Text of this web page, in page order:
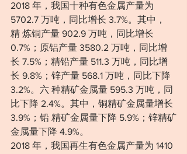
2018 年，我国十种有色金属产量为
5702.7 万吨，同比增长 3.7%。其中，
精 炼铜产量 902.9 万吨，同比增长
0.7%；原铝产量 3580.2 万吨，同比增
长 7.5%；精铅产量 511.3 万吨，同比增
长 9.8%；锌产量 568.1 万吨，同比下降
3.2%。六 种精矿金属量 595.3 万吨，同
比下降 2.4%。其中，铜精矿金属量增长
3.9%；铅 精矿金属量下降 5.9%；锌精矿
金属量下降 4.9%。
2018 年，我国再生有色金属产量为 1410